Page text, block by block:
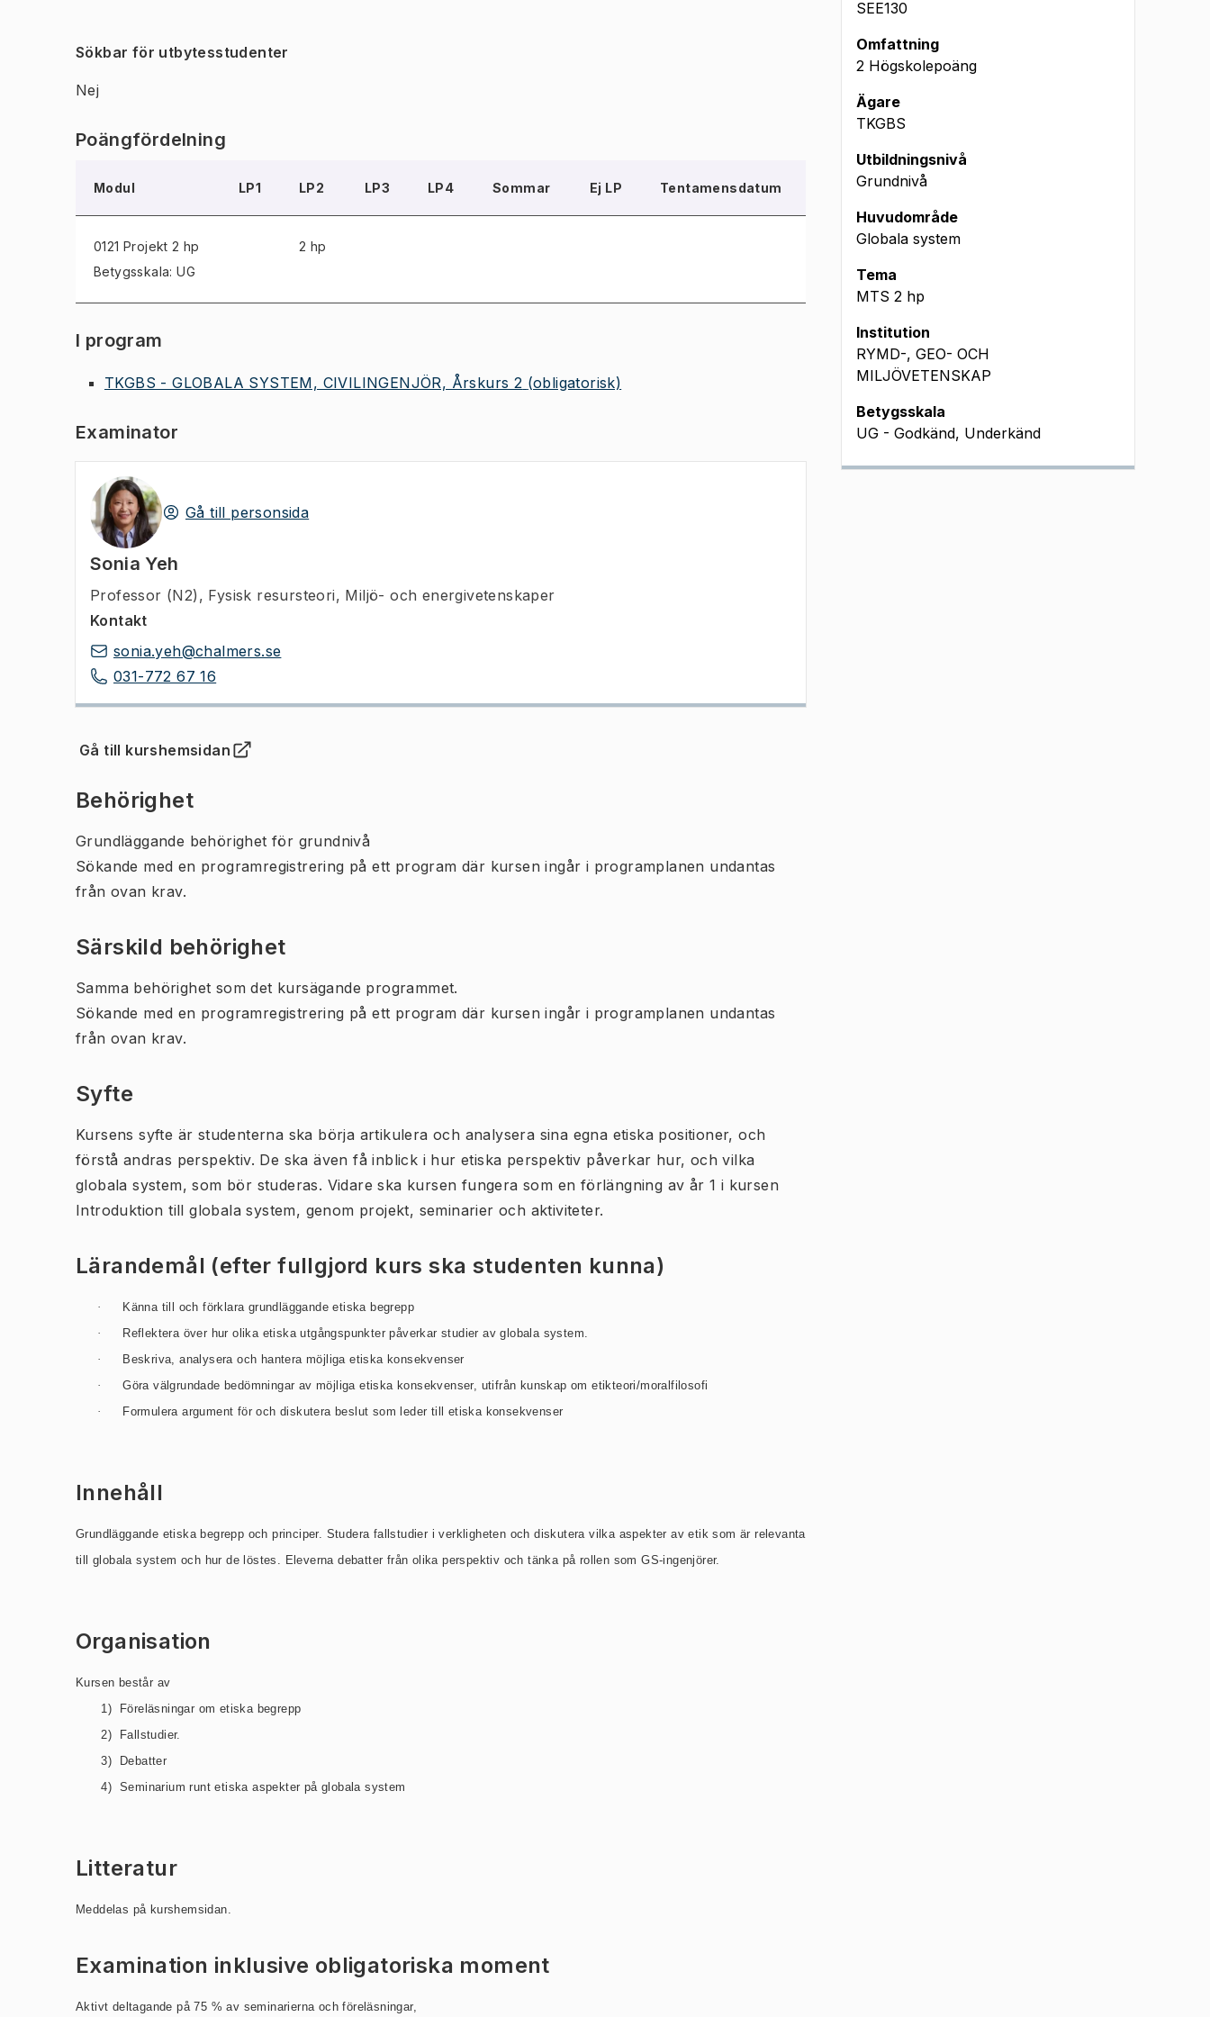
Sökbar för utbytesstudenter
Nej
Poängfördelning
Modul LP1 LP2 LP3 LP4 Sommar Ej LP Tentamensdatum
0121 Projekt 2 hp
Betygsskala: UG
2 hp
I program
TKGBS - GLOBALA SYSTEM, CIVILINGENJÖR, Årskurs 2 (obligatorisk)
Examinator
Gå till personsida
Sonia Yeh
Professor (N2) , Fysisk resursteori, Miljö- och energivetenskaper
Kontakt
sonia.yeh@chalmers.se
031-772 67 16
Gå till kurshemsidan
(Öppnas i ny flik)
Behörighet
Grundläggande behörighet för grundnivå
Sökande med en programregistrering på ett program där kursen ingår i programplanen undantas
från ovan krav.
Särskild behörighet
Samma behörighet som det kursägande programmet.
Sökande med en programregistrering på ett program där kursen ingår i programplanen undantas
från ovan krav.
Syfte
Kursens syfte är studenterna ska börja artikulera och analysera sina egna etiska positioner, och
förstå andras perspektiv. De ska även få inblick i hur etiska perspektiv påverkar hur, och vilka
globala system, som bör studeras. Vidare ska kursen fungera som en förlängning av år 1 i kursen
Introduktion till globala system, genom projekt, seminarier och aktiviteter.
Lärandemål (efter fullgjord kurs ska studenten kunna)
·
Känna till och förklara grundläggande etiska begrepp
·
Reflektera över hur olika etiska utgångspunkter påverkar studier av globala system.
·
Beskriva, analysera och hantera möjliga etiska konsekvenser
·
Göra välgrundade bedömningar av möjliga etiska konsekvenser, utifrån kunskap om etikteori/moralfilosofi
·
Formulera argument för och diskutera beslut som leder till etiska konsekvenser
Innehåll
Grundläggande etiska begrepp och principer. Studera fallstudier i verkligheten och diskutera vilka aspekter av etik som är relevanta
till globala system och hur de löstes. Elevernadebatter från olika perspektiv och tänka på rollen som GS-ingenjörer.
Organisation
Kursen består av
1)
Föreläsningar om etiska begrepp
2)
Fallstudier.
3)
Debatter
4)
Seminarium runt etiska aspekter på globala system
Litteratur
Meddelas på kurshemsidan.
Examination inklusive obligatoriska moment
Aktivt deltagande på 75 % av seminarierna och föreläsningar,
SEE130
Omfattning
2 Högskolepoäng
Ägare
TKGBS
Utbildningsnivå
Grundnivå
Huvudområde
Globala system
Tema
MTS 2 hp
Institution
RYMD-, GEO- OCH
MILJÖVETENSKAP
Betygsskala
UG - Godkänd, Underkänd